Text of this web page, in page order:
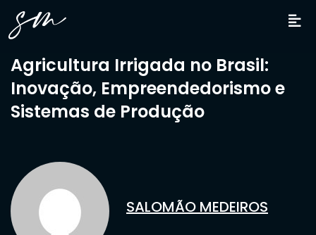
Agricultura Irrigada no Brasil:
Inovação, Empreendedorismo e
Sistemas de Produção
SALOMÃO MEDEIROS